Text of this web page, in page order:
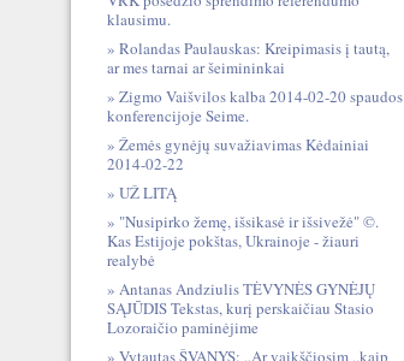
klausimu.
Rolandas Paulauskas: Kreipimasis į tautą,
ar mes tarnai ar šeimininkai
Zigmo Vaišvilos kalba 2014-02-20 spaudos
konferencijoje Seime.
Žemės gynėjų suvažiavimas Kėdainiai
2014-02-22
UŽ LITĄ
"Nusipirko žemę, išsikasė ir išsivežė" ©.
Kas Estijoje pokštas, Ukrainoje - žiauri
realybė
Antanas Andziulis TĖVYNĖS GYNĖJŲ
SĄJŪDIS Tekstas, kurį perskaičiau Stasio
Lozoraičio paminėjime
Vytautas ŠVANYS: „Ar vaikščiosim „kaip